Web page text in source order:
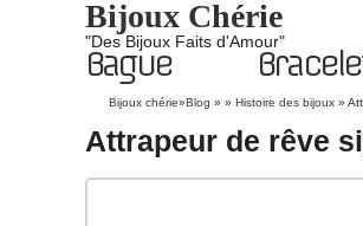
Bijoux Chérie
"Des Bijoux Faits d'Amour"
Bague
Bijoux chérie»Blog » » Histoire des bijoux »
Attrapeur de rêve